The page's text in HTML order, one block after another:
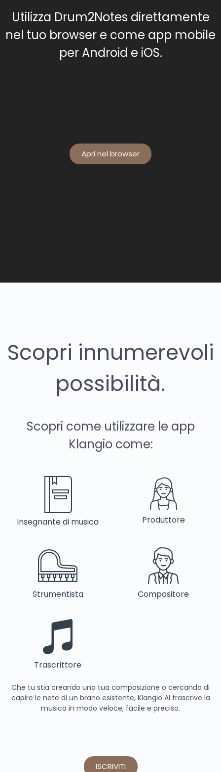
Utilizza Drum2Notes direttamente
nel tuo browser e come app mobile
per Android e iOS.
Apri nel browser
Scopri innumerevoli
possibilità.
Scopri come utilizzare le app
Klangio come:
Insegnante di musica Produttore
Strumentista Compositore
Trascrittore
Che tu stia creando una tua composizione o cercando di
capire le note di un brano esistente, Klangio AI trascrive la
musica in modo veloce, facile e preciso.
ISCRIVITI